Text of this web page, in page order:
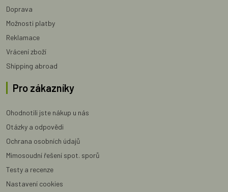
Doprava
Možnosti platby
Reklamace
Vrácení zboží
Shipping abroad
Pro zákazníky
Ohodnotili jste nákup u nás
Otázky a odpovědi
Ochrana osobních údajů
Mimosoudní řešení spot. sporů
Testy a recenze
Nastavení cookies